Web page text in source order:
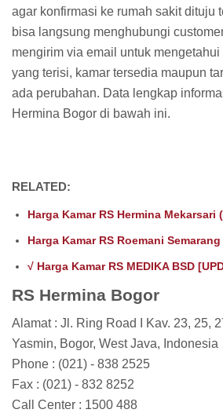
agar konfirmasi ke rumah sakit dituju
bisa langsung menghubungi
mengirim via email untuk
yang terisi, kamar tersedia maupun
ada perubahan. Data lengkap
Hermina Bogor di bawah ini.
RELATED:
Harga Kamar RS Hermina Mekarsari
Harga Kamar RS Roemani
√ Harga Kamar RS MEDIKA BSD
RS Hermina Bogor
Alamat : Jl. Ring Road I Kav. 23, 25,
Yasmin, Bogor, West Java, Indonesia
Phone : (021) - 838 2525
Fax : (021) - 832 8252
Call Center : 1500 488